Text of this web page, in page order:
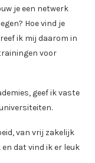
je een netwerk
Hoe vind je
ik mij daarom in
voor
geef ik vaste
van vrij zakelijk
dat vind ik er leuk